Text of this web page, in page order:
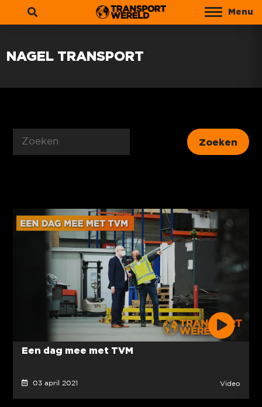
Menu
NAGEL TRANSPORT
Een dag mee met TVM
03 april 2021 Video